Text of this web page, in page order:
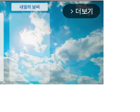
arrow_forward_ios 더보기